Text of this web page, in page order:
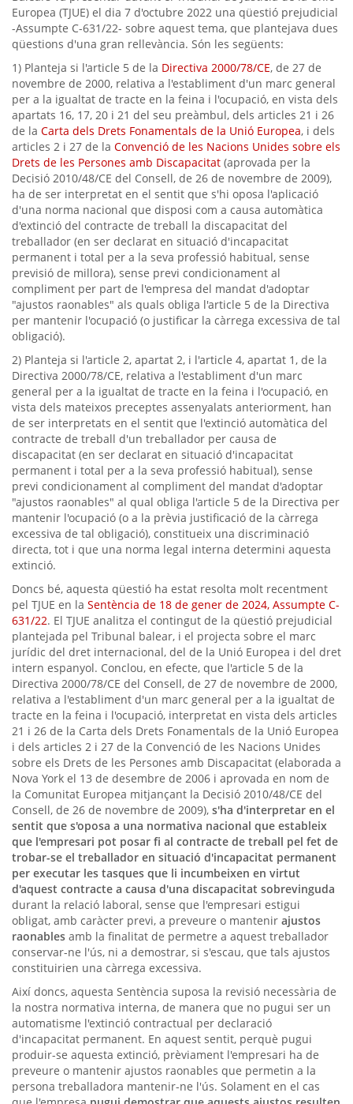
Europea (TJUE) el dia 7 d'octubre 2022 una qüestió prejudicial
-Assumpte C-631/22- sobre aquest tema, que plantejava dues
qüestions d'una gran rellevància. Són les següents:
1) Planteja si l'article 5 de la Directiva 2000/78/CE, de 27 de
novembre de 2000, relativa a l'establiment d'un marc general
per a la igualtat de tracte en la feina i l'ocupació, en vista dels
apartats 16, 17, 20 i 21 del seu preàmbul, dels articles 21 i 26
de la Carta dels Drets Fonamentals de la Unió Europea, i dels
articles 2 i 27 de la Convenció de les Nacions Unides sobre els
Drets de les Persones amb Discapacitat (aprovada per la
Decisió 2010/48/CE del Consell, de 26 de novembre de 2009),
ha de ser interpretat en el sentit que s'hi oposa l'aplicació
d'una norma nacional que disposi com a causa automàtica
d'extinció del contracte de treball la discapacitat del
treballador (en ser declarat en situació d'incapacitat
permanent i total per a la seva professió habitual, sense
previsió de millora), sense previ condicionament al
compliment per part de l'empresa del mandat d'adoptar
"ajustos raonables" als quals obliga l'article 5 de la Directiva
per mantenir l'ocupació (o justificar la càrrega excessiva de tal
obligació).
2) Planteja si l'article 2, apartat 2, i l'article 4, apartat 1, de la
Directiva 2000/78/CE, relativa a l'establiment d'un marc
general per a la igualtat de tracte en la feina i l'ocupació, en
vista dels mateixos preceptes assenyalats anteriorment, han
de ser interpretats en el sentit que l'extinció automàtica del
contracte de treball d'un treballador per causa de
discapacitat (en ser declarat en situació d'incapacitat
permanent i total per a la seva professió habitual), sense
previ condicionament al compliment del mandat d'adoptar
"ajustos raonables" al qual obliga l'article 5 de la Directiva per
mantenir l'ocupació (o a la prèvia justificació de la càrrega
excessiva de tal obligació), constitueix una discriminació
directa, tot i que una norma legal interna determini aquesta
extinció.
Doncs bé, aquesta qüestió ha estat resolta molt recentment
pel TJUE en la Sentència de 18 de gener de 2024, Assumpte C-
631/22. El TJUE analitza el contingut de la qüestió prejudicial
plantejada pel Tribunal balear, i el projecta sobre el marc
jurídic del dret internacional, del de la Unió Europea i del dret
intern espanyol. Conclou, en efecte, que l'article 5 de la
Directiva 2000/78/CE del Consell, de 27 de novembre de 2000,
relativa a l'establiment d'un marc general per a la igualtat de
tracte en la feina i l'ocupació, interpretat en vista dels articles
21 i 26 de la Carta dels Drets Fonamentals de la Unió Europea
i dels articles 2 i 27 de la Convenció de les Nacions Unides
sobre els Drets de les Persones amb Discapacitat (elaborada a
Nova York el 13 de desembre de 2006 i aprovada en nom de
la Comunitat Europea mitjançant la Decisió 2010/48/CE del
Consell, de 26 de novembre de 2009), s'ha d'interpretar en el
sentit que s'oposa a una normativa nacional que estableix
que l'empresari pot posar fi al contracte de treball pel fet de
trobar-se el treballador en situació d'incapacitat permanent
per executar les tasques que li incumbeixen en virtut
d'aquest contracte a causa d'una discapacitat sobrevinguda
durant la relació laboral, sense que l'empresari estigui
obligat, amb caràcter previ, a preveure o mantenir ajustos
raonables amb la finalitat de permetre a aquest treballador
conservar-ne l'ús, ni a demostrar, si s'escau, que tals ajustos
constituirien una càrrega excessiva.
Així doncs, aquesta Sentència suposa la revisió necessària de
la nostra normativa interna, de manera que no pugui ser un
automatisme l'extinció contractual per declaració
d'incapacitat permanent. En aquest sentit, perquè pugui
produir-se aquesta extinció, prèviament l'empresari ha de
preveure o mantenir ajustos raonables que permetin a la
persona treballadora mantenir-ne l'ús. Solament en el cas